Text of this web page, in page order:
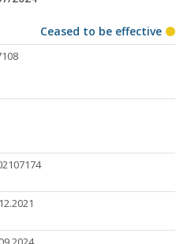
Ceased to be effective